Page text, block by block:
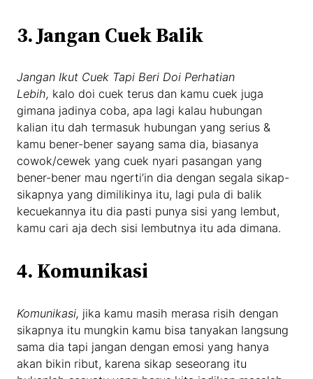
3. Jangan Cuek Balik
Jangan Ikut Cuek Tapi Beri Doi Perhatian
Lebih, kalo doi cuek terus dan kamu cuek juga
gimana jadinya coba, apa lagi kalau hubungan
kalian itu dah termasuk hubungan yang serius &
kamu bener-bener sayang sama dia, biasanya
cowok/cewek yang cuek nyari pasangan yang
bener-bener mau ngerti’in dia dengan segala sikap-
sikapnya yang dimilikinya itu, lagi pula di balik
kecuekannya itu dia pasti punya sisi yang lembut,
kamu cari aja dech sisi lembutnya itu ada dimana.
4. Komunikasi
Komunikasi, jika kamu masih merasa risih dengan
sikapnya itu mungkin kamu bisa tanyakan langsung
sama dia tapi jangan dengan emosi yang hanya
akan bikin ribut, karena sikap seseorang itu